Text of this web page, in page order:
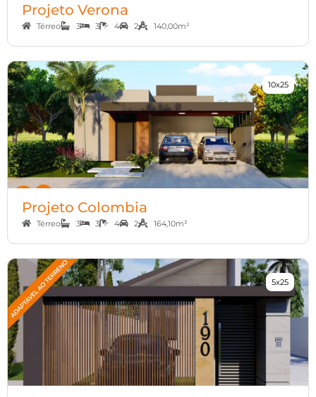
Projeto Verona
Térreo 3 3 4 2 140,00m²
10x25
Projeto Colombia
Térreo 3 3 4 2 164,10m²
5x25